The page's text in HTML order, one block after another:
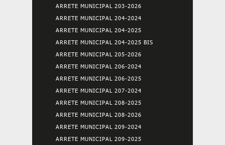
ARRETE MUNICIPAL 203-2026
ARRETE MUNICIPAL 204-2024
ARRETE MUNICIPAL 204-2025
ARRETE MUNICIPAL 204-2025 BIS
ARRETE MUNICIPAL 205-2026
ARRETE MUNICIPAL 206-2024
ARRETE MUNICIPAL 206-2025
ARRETE MUNICIPAL 207-2024
ARRETE MUNICIPAL 208-2025
ARRETE MUNICIPAL 208-2026
ARRETE MUNICIPAL 209-2024
ARRETE MUNICIPAL 209-2025